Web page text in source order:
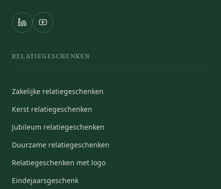
RELATIEGESCHENKEN
Zakelijke relatiegeschenken
Kerst relatiegeschenken
Jubileum relatiegeschenken
Duurzame relatiegeschenken
Relatiegeschenken met logo
Eindejaarsgeschenk